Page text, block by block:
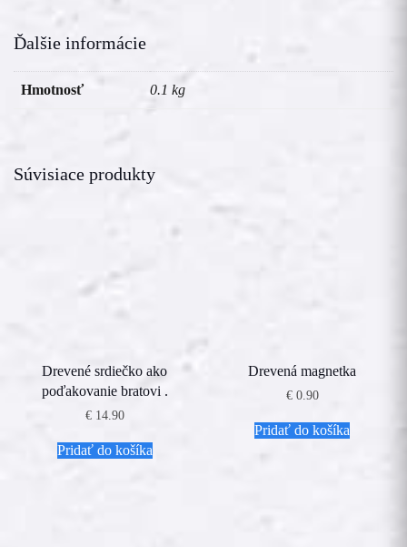
Ďalšie informácie
Hmotnosť 0.1 kg
Súvisiace produkty
Drevené srdiečko ako
poďakovanie bratovi .
€14.90
Pridať do košíka
Drevená magnetka
€0.90
Pridať do košíka